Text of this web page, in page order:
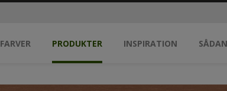
FARVER PRODUKTER INSPIRATION